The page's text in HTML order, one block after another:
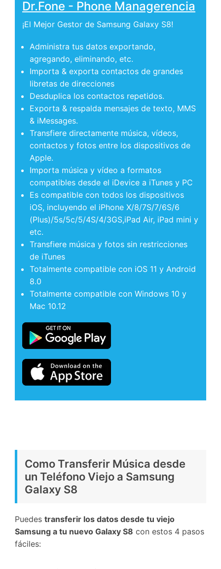
Dr.Fone - Phone Managerencia
¡El Mejor Gestor de Samsung Galaxy S8!
Administra tus datos exportando,
agregando, eliminando, etc.
Importa & exporta contactos de grandes
libretas de direcciones
Desduplica los contactos repetidos.
Exporta & respalda mensajes de texto, MMS
& iMessages.
Transfiere directamente música, vídeos,
contactos y fotos entre los dispositivos de
Apple.
Importa música y vídeo a formatos
compatibles desde el iDevice a iTunes y PC
Es compatible con todos los dispositivos
iOS, incluyendo el iPhone X/8/7S/7/6S/6
(Plus)/5s/5c/5/4S/4/3GS,iPad Air, iPad mini y
etc.
Transfiere música y fotos sin restricciones
de iTunes
Totalmente compatible con iOS 11 y Android
8.0
Totalmente compatible con Windows 10 y
Mac 10.12
Como Transferir Música desde
un Teléfono Viejo a Samsung
Galaxy S8
Puedes transferir los datos desde tu viejo
Samsung a tu nuevo Galaxy S8 con estos 4 pasos
fáciles: